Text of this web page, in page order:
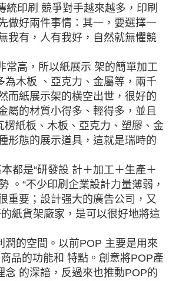
印刷 競爭對手越來越多，印刷
做好兩件事情：其一，要選擇一
我有，人有我好，自然就無懼競
常高，所以紙展示 架的簡單加工
木板 、亞克力、金屬等，兩千
而紙展示架的橫空出世，很好的
屬的材質小得多、輕得多，並且
楞紙板、木板、亞克力、塑膠、金
形態的展示道具，這就是瑞時的
都是“研發設 計＋加工＋生產＋
。“不少印刷企業設計力量薄弱，
重要；設計强大的廣告公司，又
紙貨架廠家，是可以很好地將這
的空間。以前POP 主要是用來
品的功能和 特點。創意將POP產
的深諳，反過來也推動POP的